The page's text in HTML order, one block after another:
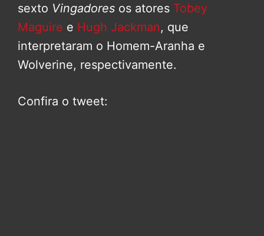
sexto Vingadores os atores Tobey
Maguire e Hugh Jackman, que
interpretaram o Homem-Aranha e
Wolverine, respectivamente.
Confira o tweet: